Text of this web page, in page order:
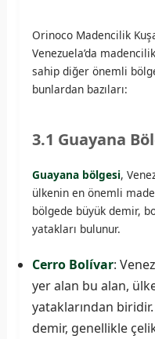
Orinoco Madencilik
Venezuela’da
sahip diğer önemli
bunlardan bazıları:
3.1 Guayana
Guayana bölgesi,
ülkenin en önemli
bölgede büyük demir,
yatakları bulunur.
Cerro Bolívar:
yer alan bu alan,
yataklarından
demir, genellikle